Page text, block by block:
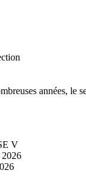
années, le
V